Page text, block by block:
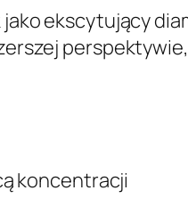
ekscytujący
koncentracji